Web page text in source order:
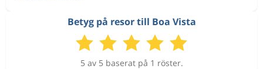
Betyg på resor till Boa Vista
5 av 5 baserat på 1 röster.